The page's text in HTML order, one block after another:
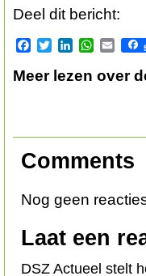
Deel dit bericht:
Facebook
TwitterLinkedIn
Meer lezen over
Comments
Nog geen
Laat een
DSZ Actueel stelt